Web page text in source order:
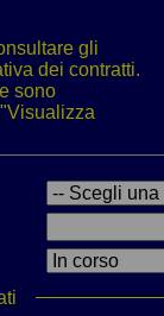
gli
dei contratti.
sono